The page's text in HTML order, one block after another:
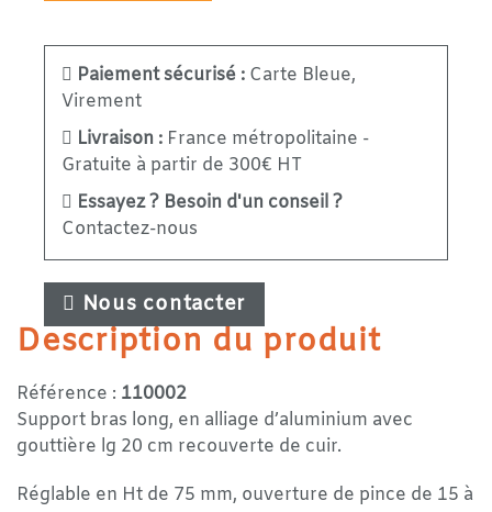
Paiement sécurisé : Carte Bleue,
Virement
Livraison : France métropolitaine -
Gratuite à partir de 300€ HT
Essayez ? Besoin d'un conseil ?
Contactez-nous
Nous contacter
Description du produit
Référence : 110002
Support bras long, en alliage d’aluminium avec
gouttière lg 20 cm recouverte de cuir.
Réglable en Ht de 75 mm, ouverture de pince de 15 à